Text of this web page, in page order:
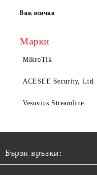
Виж всички
Марки
MikroTik
ACESEE Security, Ltd.
Vesuvius Streamline
Бързи връзки: